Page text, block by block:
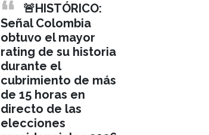
COLOMBIA Hace 1 año
Colombia y
Emiratos Árabes
finalizan
🚨HISTÓRICO:
Señal Colombia
obtuvo el mayor
rating de su historia
durante el
cubrimiento de más
de 15 horas en
directo de las
elecciones